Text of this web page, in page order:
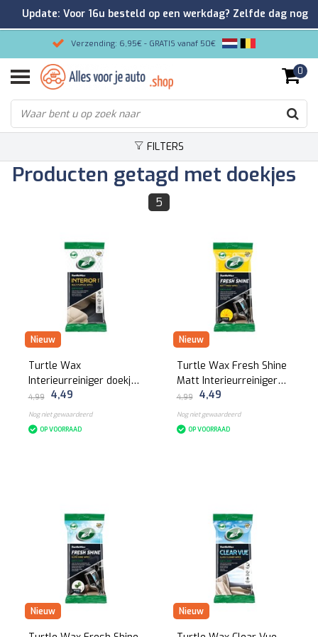
Verzending: 6,95€ - GRATIS vanaf 50€
Gemakkelijk bestellen/Veilig betalen
9.2/10 Klantenrating via Kiyoh!
0
FILTERS
Producten getagd met doekjes
5
Nieuw
Turtle Wax
Interieurreiniger doekjes
24 stuks
4,99 4,49
Nog niet gewaardeerd
OP VOORRAAD
Nieuw
Turtle Wax Fresh Shine
Matt Interieurreiniger
doekjes 24 stuks
4,99 4,49
Nog niet gewaardeerd
OP VOORRAAD
Nieuw Nieuw
Update: Voor 16u besteld op een werkdag? Zelfde dag nog
verzonden!